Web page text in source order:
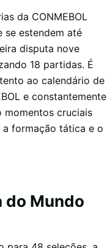
da CONMEBOL
se estendem até
disputa nove
18 partidas. É
ao calendário de
e constantemente
momentos cruciais
a formação tática e o
do Mundo